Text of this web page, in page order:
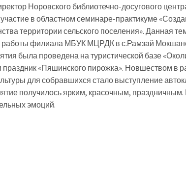
Норовского библиотечно-досугового
в областном семинаре-практикуме
территории сельского поселения». Данная
филиала МБУК МЦРДК в с.Рамзай
была проведена на туристической базе
праздник «Пяшинского пирожка». Новшеством в
для собравшихся стало выступление
получилось ярким, красочным, праздничным.
эмоций.